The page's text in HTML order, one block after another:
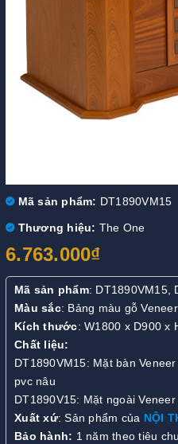
Mã sản phẩm: DT1890VM15
Thương hiệu: The One
6.763.000₫
Mã sản phẩm: DT1890VM15,
Màu sắc: Bảng màu gỗ
Kích thước: W1800 x D900 x
Chất liệu:
DT1890VM15: Mặt bàn
pvc nâu
DT1890V15: Mặt ngoài
Xuất xứ: Sản phẩm của NỘI
Bảo hành: 1 năm theo tiêu